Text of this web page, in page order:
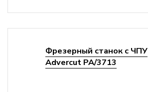
Фрезерный станок с ЧПУ
Advercut PA/3713